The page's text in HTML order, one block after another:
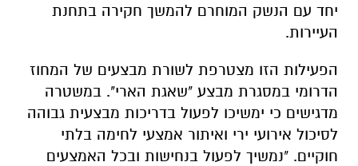
יחד עם הנשק המוחרם להמשך חקירה בתחנת
העיירות.
הפעילות הזו מצטרפת לשורת מבצעים של המחוז
הדרומי במסגרת מבצע "שאגת הארי". במשטרה
מדגישים כי ימשיכו לפעול בדריכות מבצעית גבוהה
לסיכול אירועי ירי ואיתור אמצעי לחימה בלתי
חוקיים. "נמשיך לפעול בנחישות ובכל האמצעים